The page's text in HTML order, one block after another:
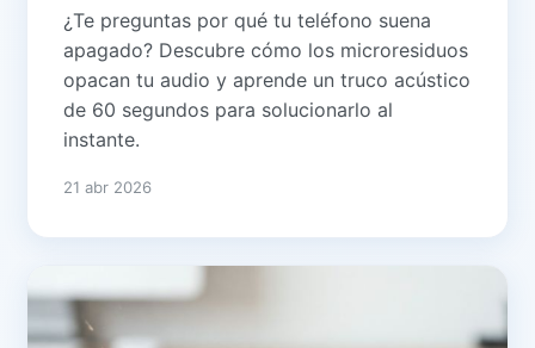
¿Te preguntas por qué tu teléfono suena
apagado? Descubre cómo los microresiduos
opacan tu audio y aprende un truco acústico
de 60 segundos para solucionarlo al
instante.
21 abr 2026